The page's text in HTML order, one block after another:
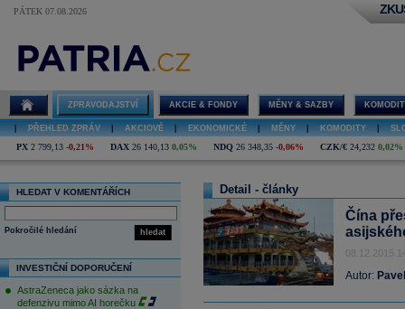
PÁTEK 07.08.2026
ZPRAVODAJSTVÍ AKCIE & FONDY MĚNY & SAZBY
PŘEHLED ZPRÁV AKCIOVÉ EKONOMICKÉ MĚNY KOMODITY
PX 2 799,13 -0,21% DAX 26 140,13 0,05% NDQ 26 348,35 -0,06% CZK/€ 24,232 0,02%
HLEDAT V KOMENTÁŘÍCH
hledat
Pokročilé hledání
INVESTIČNÍ DOPORUČENÍ
AstraZeneca jako sázka na
defenzivu mimo AI horečku
Detail - články
Čína
08.12.2015
Autor: